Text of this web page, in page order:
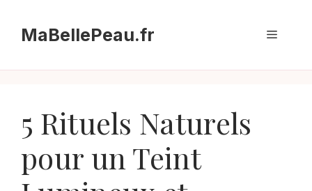
contenuMaBellePeau.fr Menu
5 Rituels Naturels
pour un Teint